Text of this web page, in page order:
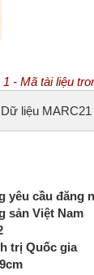
- Mã tài liệu
yêu cầu đăng
sản Việt Nam
trị Quốc gia